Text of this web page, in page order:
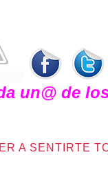
un@ de
A SENTIRTE